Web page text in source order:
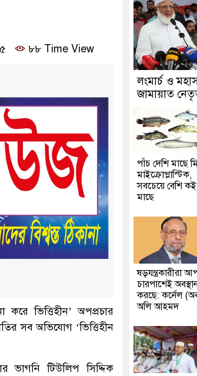
৮৮ Time View
করে ভিত্তিহীন’ অপপ্রচার
সব অভিযোগ ‘ভিত্তিহীন
ভাগনি টিউলিপ সিদ্দিক
লংমার্চ ও
জামায়াত
পাঁচ দেশি মাছে
মাইক্রোপ্লাস্টিক,
সবচেয়ে বেশি কই
মাছে
ষড়যন্ত্রকারীরা
চারপাশেই
করছে: কর্নেল
অলি আহমদ